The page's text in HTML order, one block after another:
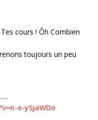
cours ! Ôh Combien
toujours un peu
e-ySjaWDo